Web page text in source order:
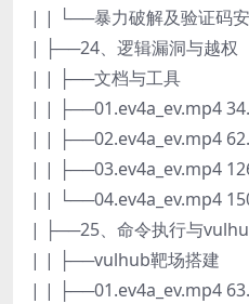
| | └──暴力破解及验证码
| ├──24、逻辑漏洞与越权
| | ├──文档与工具
| | ├──01.ev4a_ev.mp4
| | ├──02.ev4a_ev.mp4
| | ├──03.ev4a_ev.mp4
| | └──04.ev4a_ev.mp4
| ├──25、命令执行与
| | ├──vulhub靶场搭建
| | ├──01.ev4a_ev.mp4